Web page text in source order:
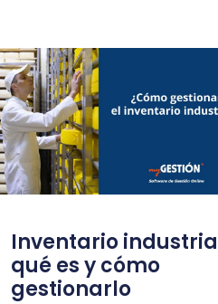
Inventario
qué es y cómo
gestionarlo